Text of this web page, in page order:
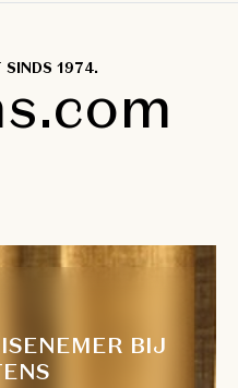
SINDS 1974.
BIJ